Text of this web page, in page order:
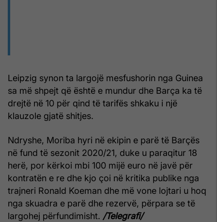
Leipzig synon ta largojë mesfushorin nga Guinea
sa më shpejt që është e mundur dhe Barça ka të
drejtë në 10 për qind të tarifës shkaku i një
klauzole gjatë shitjes.
Ndryshe, Moriba hyri në ekipin e parë të Barçës
në fund të sezonit 2020/21, duke u paraqitur 18
herë, por kërkoi mbi 100 mijë euro në javë për
kontratën e re dhe kjo çoi në kritika publike nga
trajneri Ronald Koeman dhe më vone lojtari u hoq
nga skuadra e parë dhe rezervë, përpara se të
largohej përfundimisht. /Telegrafi/